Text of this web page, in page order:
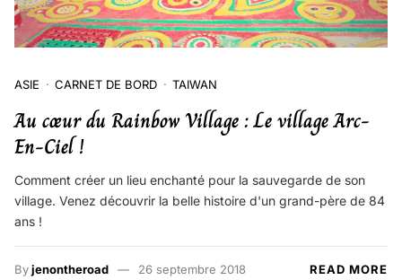
ASIE CARNET DE BORD TAIWAN
Au cœur du Rainbow Village : Le village Arc-
En-Ciel !
Comment créer un lieu enchanté pour la sauvegarde de son
village. Venez découvrir la belle histoire d'un grand-père de 84
ans !
Byjenontheroad 26 septembre 2018 READ MORE